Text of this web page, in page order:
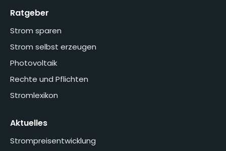
Ratgeber
Strom sparen
Strom selbst erzeugen
Photovoltaik
Rechte und Pflichten
Stromlexikon
Aktuelles
Strompreisentwicklung